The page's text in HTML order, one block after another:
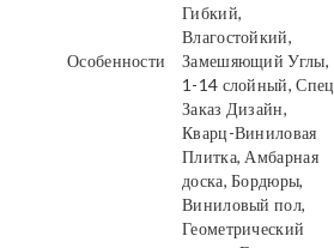
Особенности
Гибкий,
Влагостойкий,
Замешяющий Углы,
1-14 слойный, Спец
Заказ Дизайн,
Кварц-Виниловая
Плитка, Амбарная
доска, Бордюры,
Виниловый пол,
Геометрический